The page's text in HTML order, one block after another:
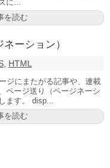
に...
を読む
ーション）
, HTML
ジにまたがる記事や、連載
ページ送り（ページネーシ
ます。 disp...
を読む